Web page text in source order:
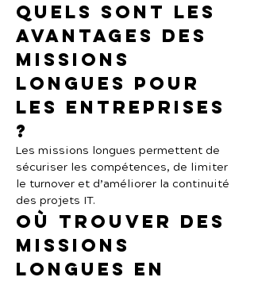
Quels sont les
avantages des
missions
longues pour
les entreprises
?
Les missions longues permettent de
sécuriser les compétences, de limiter
le turnover et d’améliorer la continuité
des projets IT.
Où trouver des
missions
longues en